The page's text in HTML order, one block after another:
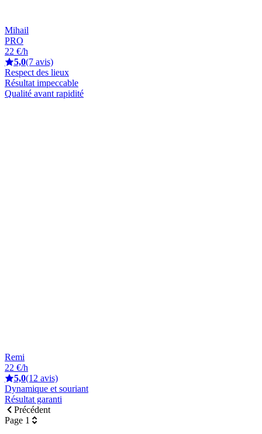
Mihail
PRO
22 €/h
5,0(7 avis)
Respect des lieux
Résultat impeccable
Qualité avant rapidité
Remi
22 €/h
5,0(12 avis)
Dynamique et souriant
Résultat garanti
Précédent
Page 1